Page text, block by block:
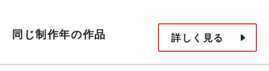
同じ制作年の作品 詳しく見る